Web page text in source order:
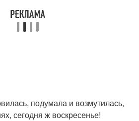
подумала и возмутилась,
сегодня ж воскресенье!